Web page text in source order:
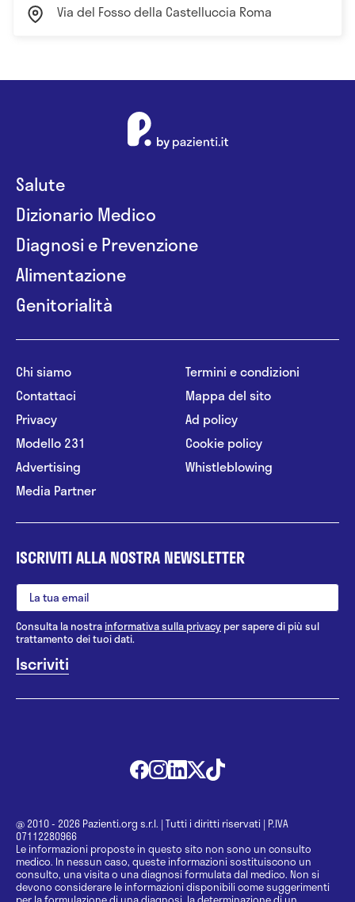
Via del Fosso della Castelluccia Roma
Salute
Dizionario Medico
Diagnosi e Prevenzione
Alimentazione
Genitorialità
Chi siamo
Contattaci
Privacy
Modello 231
Advertising
Media Partner
Termini e condizioni
Mappa del sito
Ad policy
Cookie policy
Whistleblowing
ISCRIVITI ALLA NOSTRA NEWSLETTER
Consulta la nostrainformativa sulla privacy per sapere di più sul
trattamento dei tuoi dati.
@ 2010 - 2026 Pazienti.org s.r.l. | Tutti i diritti riservati | P.IVA
07112280966
Le informazioni proposte in questo sito non sono un consulto
medico. In nessun caso, queste informazioni sostituiscono un
consulto, una visita o una diagnosi formulata dal medico. Non si
devono considerare le informazioni disponibili come suggerimenti